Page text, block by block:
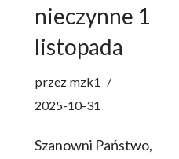
nieczynne 1
listopada
przez mzk1
2025-10-31
Szanowni Państwo,